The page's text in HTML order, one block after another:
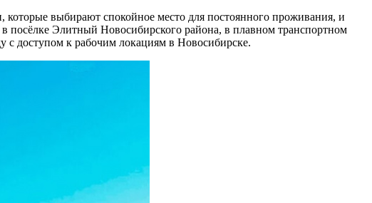
выбирают спокойное место для постоянного проживания, и
посёлке Элитный Новосибирского района, в плавном транспортном
с доступом к рабочим локациям в Новосибирске.